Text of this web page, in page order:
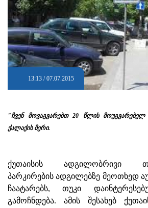
13:13 / 07.07.2015
"ჩვენ მოვაგვარებთ 20 წლის
ქალაქის მერი.
ქუთაისის ადგილობრივი
პარკირების ადგილებზე მეოთხედ
ჩაატარებს, თუკი
გამოჩნდება. ამის შესახებ